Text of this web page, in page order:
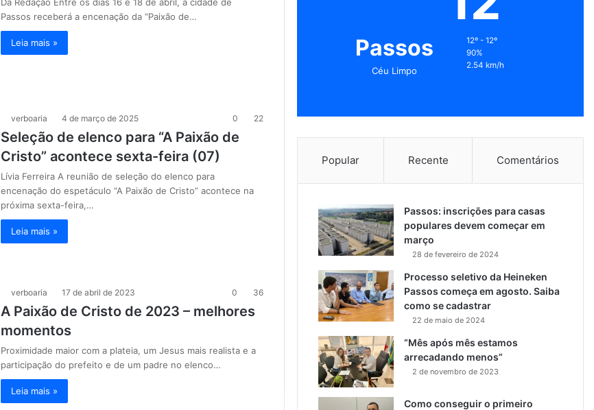
Passos receberá a encenação da “Paixão de…
Leia mais »
verboaria 4 de março de 2025 0 22
Seleção de elenco para “A Paixão de
Cristo” acontece sexta-feira (07)
Lívia Ferreira A reunião de seleção do elenco para
encenação do espetáculo “A Paixão de Cristo” acontece na
próxima sexta-feira,…
Leia mais »
verboaria 17 de abril de 2023 0 36
A Paixão de Cristo de 2023 – melhores
momentos
Proximidade maior com a plateia, um Jesus mais realista e a
participação do prefeito e de um padre no elenco…
Leia mais »
Passos
Céu Limpo
12º - 12º
90%
2.54 km/h
Popular Recente Comentários
Passos: inscrições para casas
populares devem começar em
março
28 de fevereiro de 2024
Processo seletivo da Heineken
Passos começa em agosto. Saiba
como se cadastrar
22 de maio de 2024
“Mês após mês estamos
arrecadando menos”
2 de novembro de 2023
Como conseguir o primeiro